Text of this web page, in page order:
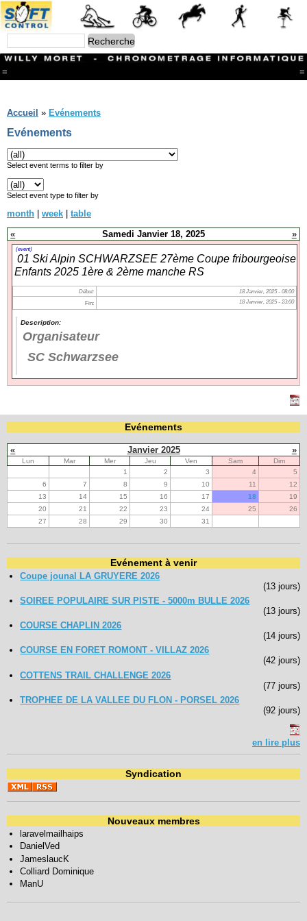
= =
Branches
CONTACT
Ski ALPIN
Triathlon
Ski Nordique
Courses à pieds
Athlétisme
Slalom In-Line
Caisse à savon
Coupe "Journal La Gruyère"
Hippisme
Marche
Archives
recherche
messages récents
Nom d'utilisateur:
Mot de passe:
Créer un nouveau compte
Accueil » Evénements
Evénements
Select event terms to filter by
Select event type to filter by
month | week | table
«
Samedi Janvier 18, 2025 »
(event)
01 Ski Alpin SCHWARZSEE 27ème Coupe fribourgeoise
Enfants 2025 1ère & 2ème manche RS
Début:
18 Janvier, 2025 - 08:00
Fin:
18 Janvier, 2025 - 23:00
Description:
Organisateur
SC Schwarzsee
Evénements
« Janvier 2025 »
Lun Mar Mer Jeu Ven Sam
Dim
1
2 3 4
5
6
7 8 9 10 11
12
13
14 15 16 17 18
19
20
21 22 23 24 25
26
27
28 29 30 31
Evénement à venir
Coupe jounal LA GRUYERE 2026
(13 jours)
SOIREE POPULAIRE SUR PISTE - 5000m BULLE 2026
(13 jours)
COURSE CHAPLIN 2026
(14 jours)
COURSE EN FORET ROMONT - VILLAZ 2026
(42 jours)
COTTENS TRAIL CHALLENGE 2026
(77 jours)
TROPHEE DE LA VALLEE DU FLON - PORSEL 2026
(92 jours)
en lire plus
Syndication
Nouveaux membres
laravelmailhaips
DanielVed
JameslaucK
Colliard Dominique
ManU